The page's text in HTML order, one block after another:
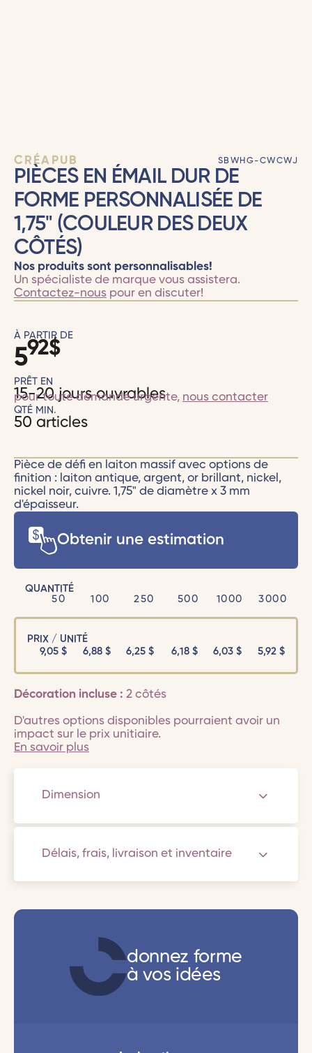
CRÉAPUB SBWHG-CWCWJ
PIÈCES EN ÉMAIL DUR DE
FORME PERSONNALISÉE DE
1,75" (COULEUR DES DEUX
CÔTÉS)
Nos produits sont personnalisables!
Un spécialiste de marque vous assistera.
Contactez-nouspour en discuter!
À PARTIR DE
592$
PRÊT EN
15-20 jours ouvrables
pour toute demande urgente, nous contacter
QTÉ MIN.
50 articles
Pièce de défi en laiton massif avec options de
finition : laiton antique, argent, or brillant, nickel,
nickel noir, cuivre. 1,75" de diamètre x 3 mm
d'épaisseur.
Obtenir une estimation
QUANTITÉ
50
100 250 500 1000 3000
PRIX / UNITÉ
9,05$ 6,88 $ 6,25$ 6,18$ 6,03 $ 5,92$
Décoration incluse : 2 côtés
D'autres options disponibles pourraient avoir un
impact sur le prix unitiaire.
En savoir plus
Dimension
Délais, frais, livraison et inventaire
donnez forme
à vos idées